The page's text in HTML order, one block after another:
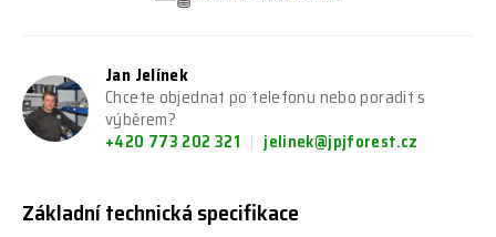
Jan Jelínek
Chcete objednat po telefonu nebo poradit s
výběrem?
+420 773 202 321
jelinek@jpjforest.cz
Základní technická specifikace